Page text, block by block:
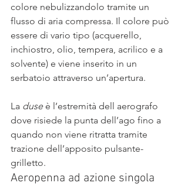
colore nebulizzandolo tramite un
flusso di aria compressa. Il colore può
essere di vario tipo (acquerello,
inchiostro, olio, tempera, acrilico e a
solvente) e viene inserito in un
serbatoio attraverso un’apertura.
La duse è l’estremità dell aerografo
dove risiede la punta dell’ago fino a
quando non viene ritratta tramite
trazione dell’apposito pulsante-
grilletto.
Aeropenna ad azione singola